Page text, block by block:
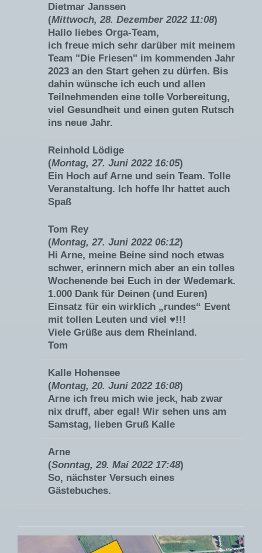
Dietmar Janssen
(Mittwoch, 28. Dezember 2022 11:08)
Hallo liebes Orga-Team,
ich freue mich sehr darüber mit meinem
Team "Die Friesen" im kommenden Jahr
2023 an den Start gehen zu dürfen. Bis
dahin wünsche ich euch und allen
Teilnehmenden eine tolle Vorbereitung,
viel Gesundheit und einen guten Rutsch
ins neue Jahr.
Reinhold Lödige
(Montag, 27. Juni 2022 16:05)
Ein Hoch auf Arne und sein Team. Tolle
Veranstaltung. Ich hoffe Ihr hattet auch
Spaß
Tom Rey
(Montag, 27. Juni 2022 06:12)
Hi Arne, meine Beine sind noch etwas
schwer, erinnern mich aber an ein tolles
Wochenende bei Euch in der Wedemark.
1.000 Dank für Deinen (und Euren)
Einsatz für ein wirklich „rundes“ Event
mit tollen Leuten und viel ♥️!!!
Viele Grüße aus dem Rheinland.
Tom
Kalle Hohensee
(Montag, 20. Juni 2022 16:08)
Arne ich freu mich wie jeck, hab zwar
nix druff, aber egal! Wir sehen uns am
Samstag, lieben Gruß Kalle
Arne
(Sonntag, 29. Mai 2022 17:48)
So, nächster Versuch eines
Gästebuches.